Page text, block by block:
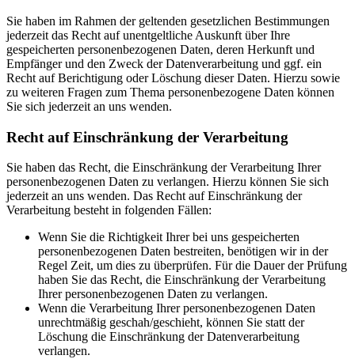
Sie haben im Rahmen der geltenden gesetzlichen Bestimmungen
jederzeit das Recht auf unentgeltliche Auskunft über Ihre
gespeicherten personenbezogenen Daten, deren Herkunft und
Empfänger und den Zweck der Datenverarbeitung und ggf. ein
Recht auf Berichtigung oder Löschung dieser Daten. Hierzu sowie
zu weiteren Fragen zum Thema personenbezogene Daten können
Sie sich jederzeit an uns wenden.
Recht auf Einschränkung der Verarbeitung
Sie haben das Recht, die Einschränkung der Verarbeitung Ihrer
personenbezogenen Daten zu verlangen. Hierzu können Sie sich
jederzeit an uns wenden. Das Recht auf Einschränkung der
Verarbeitung besteht in folgenden Fällen:
Wenn Sie die Richtigkeit Ihrer bei uns gespeicherten
personenbezogenen Daten bestreiten, benötigen wir in der
Regel Zeit, um dies zu überprüfen. Für die Dauer der Prüfung
haben Sie das Recht, die Einschränkung der Verarbeitung
Ihrer personenbezogenen Daten zu verlangen.
Wenn die Verarbeitung Ihrer personenbezogenen Daten
unrechtmäßig geschah/geschieht, können Sie statt der
Löschung die Einschränkung der Datenverarbeitung
verlangen.